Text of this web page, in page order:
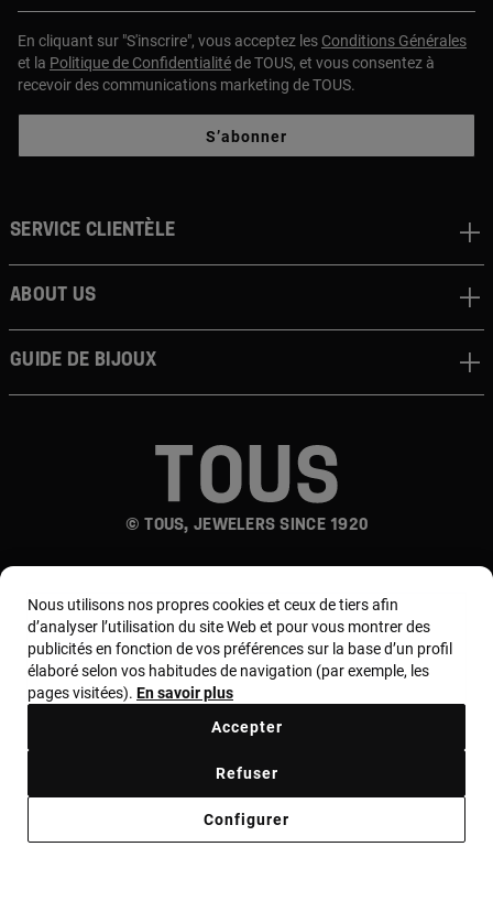
En cliquant sur "S'inscrire", vous acceptez les Conditions Générales
et la Politique de Confidentialitéde TOUS, et vous consentez à
recevoir des communications marketing de TOUS.
S’abonner
© TOUS, JEWELERS SINCE 1920
Service clientèle
About us
Guide de bijoux
Pays et devise :France / Euro
Politique d'utilisation et de confidentialité
Politique de cookies Avis juridique Code d'éthique
Nous utilisons nos propres cookies et ceux de tiers afin
d’analyser l’utilisation du site Web et pour vous montrer des
publicités en fonction de vos préférences sur la base d’un profil
élaboré selon vos habitudes de navigation (par exemple, les
pages visitées). En savoir plus
Configurer
Refuser
Accepter